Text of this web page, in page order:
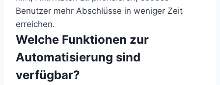
Benutzer mehr Abschlüsse in weniger Zeit
erreichen.
Welche Funktionen zur
Automatisierung sind
verfügbar?